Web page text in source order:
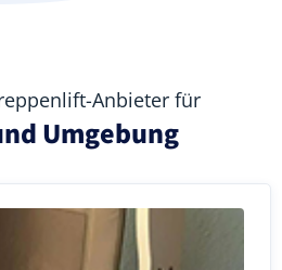
Anbieter für
Umgebung